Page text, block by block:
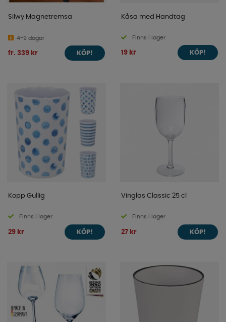
Silwy Magnetremsa
4-9 dagar
fr. 339 kr KÖP!
Kåsa med Handtag
Finns i lager
19 kr KÖP!
Kopp Gullig
Finns i lager
29 kr KÖP!
Vinglas Classic 25 cl
Finns i lager
27 kr KÖP!